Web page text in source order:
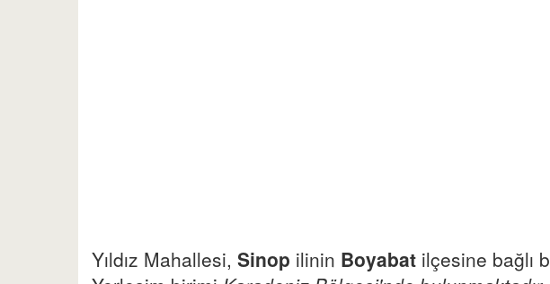
Yıldız Mahallesi, Sinop ilinin Boyabat ilçesine bağlı